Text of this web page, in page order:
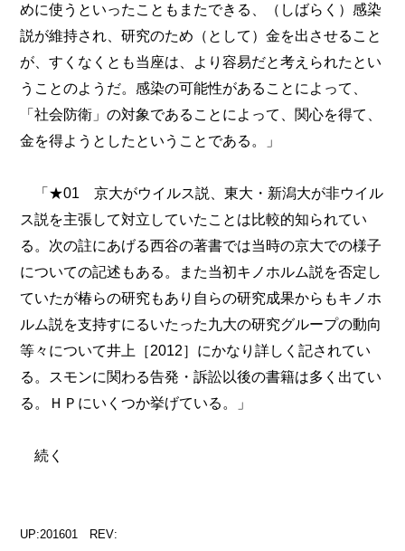
めに使うといったこともまたできる、（しばらく）感染
説が維持され、研究のため（として）金を出させること
が、すくなくとも当座は、より容易だと考えられたとい
うことのようだ。感染の可能性があることによって、
「社会防衛」の対象であることによって、関心を得て、
金を得ようとしたということである。」
「★01 京大がウイルス説、東大・新潟大が非ウイル
ス説を主張して対立していたことは比較的知られてい
る。次の註にあげる西谷の著書では当時の京大での様子
についての記述もある。また当初キノホルム説を否定し
ていたが椿らの研究もあり自らの研究成果からもキノホ
ルム説を支持すにるいたった九大の研究グループの動向
等々について井上［2012］にかなり詳しく記されてい
る。スモンに関わる告発・訴訟以後の書籍は多く出てい
る。ＨＰにいくつか挙げている。」
続く
UP:201601 REV: